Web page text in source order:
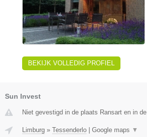
BEKIJK VOLLEDIG PROFIEL
Sun Invest
Niet gevestigd in de plaats Ransart en in
Limburg » Tessenderlo Google maps ▼